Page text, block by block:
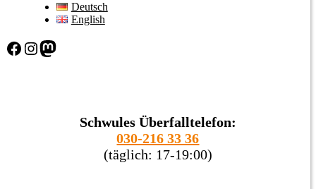
Deutsch
English
Facebook Instagram Mastodon
Schwules Überfalltelefon:
030-216 33 36
(täglich: 17-19:00)